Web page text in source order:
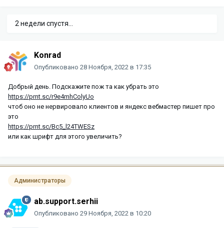
2 недели спустя...
Konrad
Опубликовано 28 Ноября, 2022 в 17:35
Добрый день. Подскажите пож та как убрать это
https://prnt.sc/r9e4mhColyUo
чтоб оно не нервировало клиентов и яндекс вебмастер пишет про
это
https://prnt.sc/Bc5_l24TWESz
или как шрифт для этого увеличить?
Администраторы
ab.support.serhii
Опубликовано 29 Ноября, 2022 в 10:20